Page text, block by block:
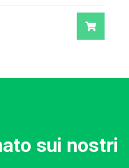
sui nostri